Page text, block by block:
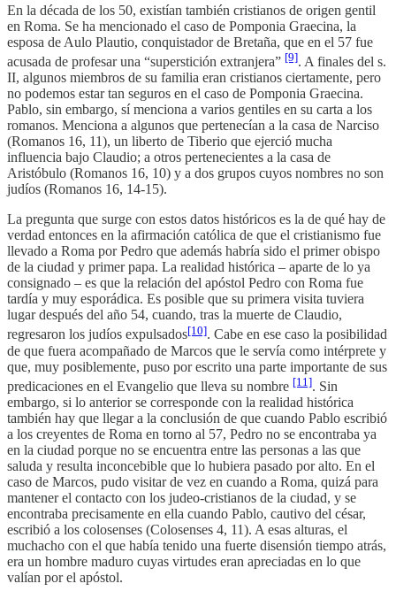
En la década de los 50, existían también cristianos de origen gentil
en Roma. Se ha mencionado el caso de Pomponia Graecina, la
esposa de Aulo Plautio, conquistador de Bretaña, que en el 57 fue
acusada de profesar una “superstición extranjera” [9]. A finales del s.
II, algunos miembros de su familia eran cristianos ciertamente, pero
no podemos estar tan seguros en el caso de Pomponia Graecina.
Pablo, sin embargo, sí menciona a varios gentiles en su carta a los
romanos. Menciona a algunos que pertenecían a la casa de Narciso
(Romanos 16, 11), un liberto de Tiberio que ejerció mucha
influencia bajo Claudio; a otros pertenecientes a la casa de
Aristóbulo (Romanos 16, 10) y a dos grupos cuyos nombres no son
judíos (Romanos 16, 14-15).
La pregunta que surge con estos datos históricos es la de qué hay de
verdad entonces en la afirmación católica de que el cristianismo fue
llevado a Roma por Pedro que además habría sido el primer obispo
de la ciudad y primer papa. La realidad histórica – aparte de lo ya
consignado – es que la relación del apóstol Pedro con Roma fue
tardía y muy esporádica. Es posible que su primera visita tuviera
lugar después del año 54, cuando, tras la muerte de Claudio,
regresaron los judíos expulsados[10]. Cabe en ese caso la posibilidad
de que fuera acompañado de Marcos que le servía como intérprete y
que, muy posiblemente, puso por escrito una parte importante de sus
predicaciones en el Evangelio que lleva su nombre [11]. Sin
embargo, si lo anterior se corresponde con la realidad histórica
también hay que llegar a la conclusión de que cuando Pablo escribió
a los creyentes de Roma en torno al 57, Pedro no se encontraba ya
en la ciudad porque no se encuentra entre las personas a las que
saluda y resulta inconcebible que lo hubiera pasado por alto. En el
caso de Marcos, pudo visitar de vez en cuando a Roma, quizá para
mantener el contacto con los judeo-cristianos de la ciudad, y se
encontraba precisamente en ella cuando Pablo, cautivo del césar,
escribió a los colosenses (Colosenses 4, 11). A esas alturas, el
muchacho con el que había tenido una fuerte disensión tiempo atrás,
era un hombre maduro cuyas virtudes eran apreciadas en lo que
valían por el apóstol.